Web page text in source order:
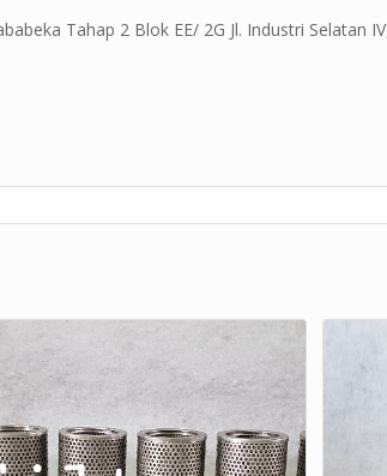
Tahap 2 Blok EE/ 2G Jl. Industri Selatan